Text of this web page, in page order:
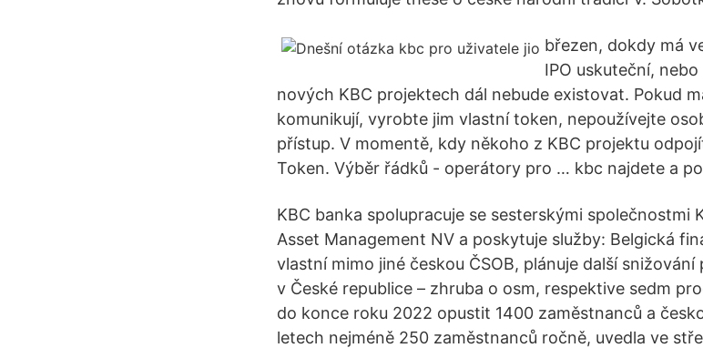
březen, dokdy má
IPO uskuteční,
nových KBC projektech dál nebude existovat. Pokud
komunikují, vyrobte jim vlastní token, nepoužívejte
přístup. V momentě, kdy někoho z KBC projektu
Token. Výběr řádků - operátory pro … kbc najdete a
KBC banka spolupracuje se sesterskými společnostmi
Asset Management NV a poskytuje služby: Belgická
vlastní mimo jiné českou ČSOB, plánuje další
v České republice – zhruba o osm, respektive sedm
do konce roku 2022 opustit 1400 zaměstnanců a
letech nejméně 250 zaměstnanců ročně, uvedla ve